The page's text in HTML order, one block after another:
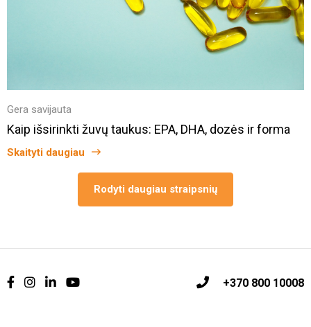
Gera savijauta
Kaip išsirinkti žuvų taukus: EPA, DHA, dozės ir forma
Skaityti daugiau
Rodyti daugiau straipsnių
+370 800 10008